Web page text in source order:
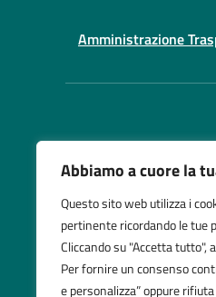
Abbiamo a cuore la
Questo sito web utilizza i
pertinente ricordando le tue
Cliccando su "Accetta tutto",
Per fornire un consenso
e personalizza” oppure
Amministrazione